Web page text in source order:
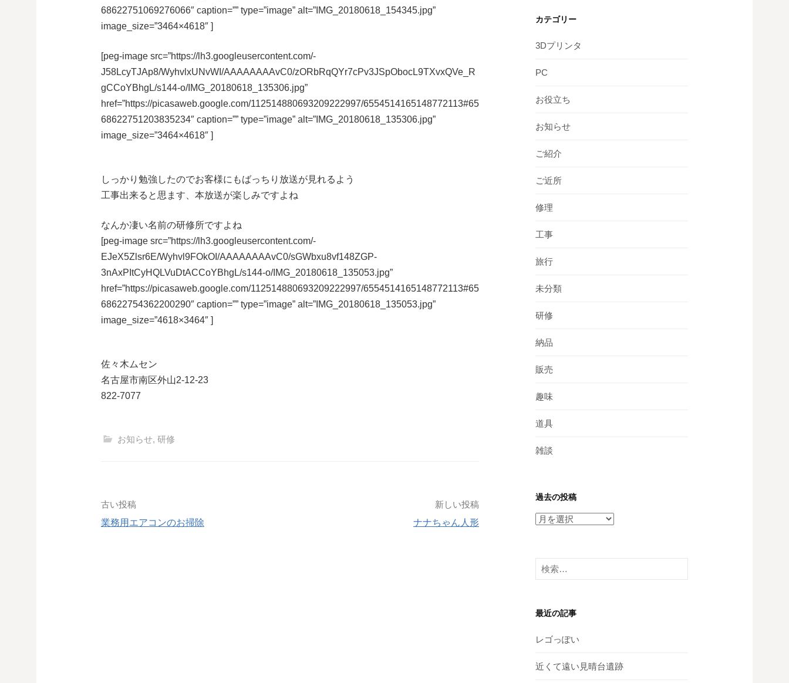
68622751069276066″ caption=”” type=”image” alt=”IMG_20180618_154345.jpg”
image_size=”3464×4618″ ]
[peg-image src=”https://lh3.googleusercontent.com/-
J58LcyTJAp8/WyhvlxUNvWI/AAAAAAAAvC0/zORbRqQYr7cPv3JSpObocL9TXvxQVe_R
gCCoYBhgL/s144-o/IMG_20180618_135306.jpg”
href=”https://picasaweb.google.com/112514880693209222997/6554514165148772113#65
68622751203835234″ caption=”” type=”image” alt=”IMG_20180618_135306.jpg”
image_size=”3464×4618″ ]
しっかり勉強したのでお客様にもばっちり放送が見れるよう
工事出来ると思ます、本放送が楽しみですよね
なんか凄い名前の研修所ですよね
[peg-image src=”https://lh3.googleusercontent.com/-
EJeX5Zlsr6E/Wyhvl9FOkOI/AAAAAAAAvC0/sGWbxu8vf148ZGP-
3nAxPItCyHQLVuDtACCoYBhgL/s144-o/IMG_20180618_135053.jpg”
href=”https://picasaweb.google.com/112514880693209222997/6554514165148772113#65
68622754362200290″ caption=”” type=”image” alt=”IMG_20180618_135053.jpg”
image_size=”4618×3464″ ]
佐々木ムセン
名古屋市南区外山2-12-23
822-7077
お知らせ, 研修
投
稿
古い投稿
業務用エアコンのお掃除
新しい投稿
ナナちゃん人形
カテゴリー
3Dプリンタ
PC
お役立ち
お知らせ
ご紹介
ご近所
修理
工事
旅行
未分類
研修
納品
販売
趣味
道具
雑談
過去の投稿
過
投
稿
検
索:
最近の記事
レゴっぽい
近くて遠い見晴台遺跡